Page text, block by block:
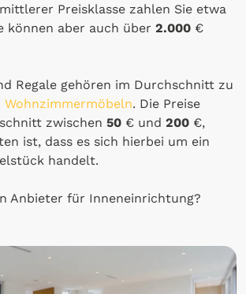
Preisklasse zahlen Sie etwa
können aber auch über 2.000 €
Regale gehören im Durchschnitt zu
Wohnzimmermöbeln. Die Preise
zwischen 50 € und 200 €,
ist, dass es sich hierbei um ein
handelt.
Anbieter für Inneneinrichtung?